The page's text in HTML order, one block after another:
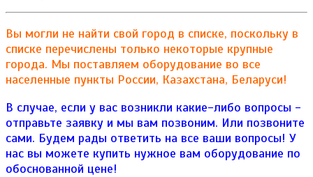
Вы могли не найти свой город в списке, поскольку в
списке перечислены только некоторые крупные
города. Мы поставляем оборудование во все
населенные пункты России, Казахстана, Беларуси!
В случае, если у вас возникли какие-либо вопросы -
отправьте заявку и мы вам позвоним. Или позвоните
сами. Будем рады ответить на все ваши вопросы! У
нас вы можете купить нужное вам оборудование по
обоснованной цене!